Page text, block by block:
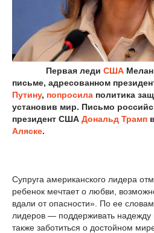
Первая леди США
письме, адресованном
Путину, попросила политика
установив мир. Письмо
президент США Дональд Трамп
Аляске.
Супруга американского лидера
ребенок мечтает о любви,
вдали от опасности». По ее
лидеров — поддерживать надежду
также заботиться о достойном